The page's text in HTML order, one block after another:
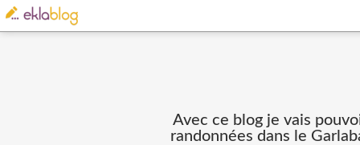
Avec ce blog je vais
randonnées dans le